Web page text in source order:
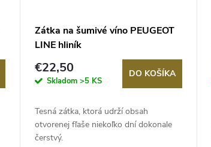
Zátka na šumivé víno PEUGEOT
LINE hliník
€22,50
Skladom>5 KS
DO KOŠÍKA
Tesná zátka, ktorá udrží obsah
otvorenej fľaše niekoľko dní dokonale
čerstvý.